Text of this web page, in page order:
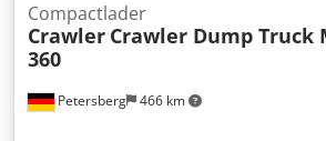
Petersberg 466 km
Compactlader
Crawler Crawler Dump Truck
360